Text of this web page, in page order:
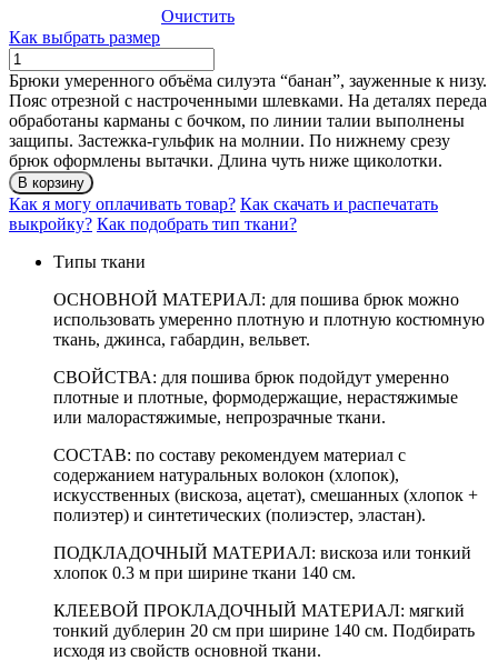
Очистить
Как выбрать размер
Количество
БРЮКИ
ШАРЛОТТ
Брюки умеренного объёма силуэта “банан”, зауженные к низу.
Пояс отрезной с настроченными шлевками. На деталях переда
обработаны карманы с бочком, по линии талии выполнены
защипы. Застежка-гульфик на молнии. По нижнему срезу
брюк оформлены вытачки. Длина чуть ниже щиколотки.
В корзину
Как я могу оплачивать товар? Как скачать и распечатать
выкройку? Как подобрать тип ткани?
Типы ткани
ОСНОВНОЙ МАТЕРИАЛ: для пошива брюк можно
использовать умеренно плотную и плотную костюмную
ткань, джинса, габардин, вельвет.
СВОЙСТВА: для пошива брюк подойдут умеренно
плотные и плотные, формодержащие, нерастяжимые
или малорастяжимые, непрозрачные ткани.
СОСТАВ: по составу рекомендуем материал с
содержанием натуральных волокон (хлопок),
искусственных (вискоза, ацетат), смешанных (хлопок +
полиэтер) и синтетических (полиэстер, эластан).
ПОДКЛАДОЧНЫЙ МАТЕРИАЛ: вискоза или тонкий
хлопок 0.3 м при ширине ткани 140 см.
КЛЕЕВОЙ ПРОКЛАДОЧНЫЙ МАТЕРИАЛ: мягкий
тонкий дублерин 20 см при ширине 140 см. Подбирать
исходя из свойств основной ткани.